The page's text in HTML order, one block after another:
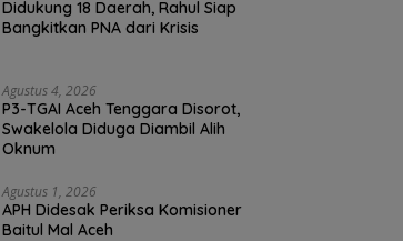
Didukung 18 Daerah, Rahul Siap
Bangkitkan PNA dari Krisis
Agustus 4, 2026
P3-TGAI Aceh Tenggara Disorot,
Swakelola Diduga Diambil Alih
Oknum
Agustus 1, 2026
APH Didesak Periksa Komisioner
Baitul Mal Aceh